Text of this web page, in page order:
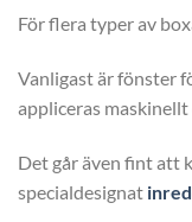
För flera typer av
Vanligast är fönster
appliceras
Det går även fint att
specialdesignat